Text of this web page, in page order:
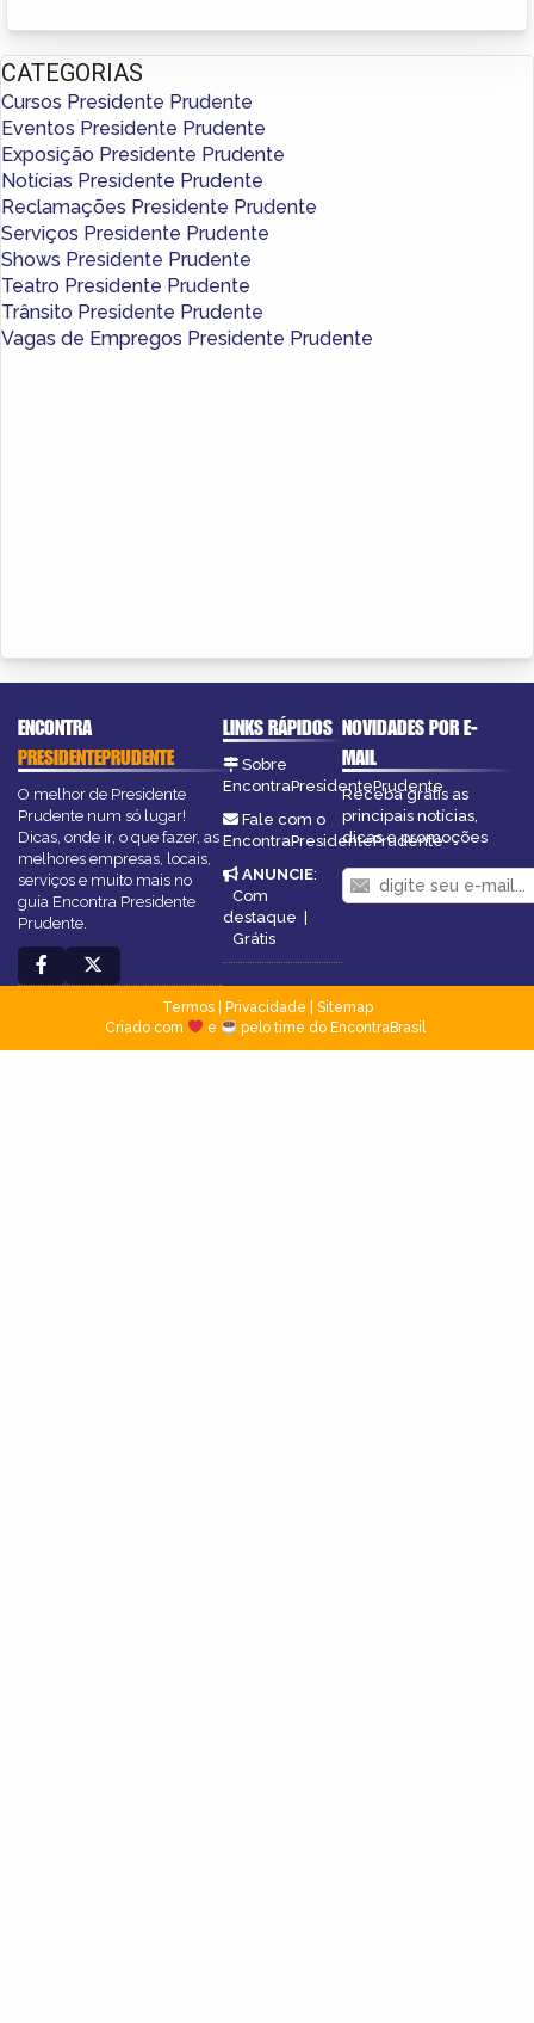
CATEGORIAS
Cursos Presidente Prudente
Eventos Presidente Prudente
Exposição Presidente Prudente
Notícias Presidente Prudente
Reclamações Presidente Prudente
Serviços Presidente Prudente
Shows Presidente Prudente
Teatro Presidente Prudente
Trânsito Presidente Prudente
Vagas de Empregos Presidente Prudente
ENCONTRA
PRESIDENTEPRUDENTE
O melhor de Presidente
Prudente num só lugar!
Dicas, onde ir, o que fazer, as
melhores empresas, locais,
serviços e muito mais no
guia Encontra Presidente
Prudente.
LINKS RÁPIDOS
Sobre
EncontraPresidentePrudente
Fale com o
EncontraPresidentePrudente
ANUNCIE:
Com
destaque
Grátis
NOVIDADES POR E-
MAIL
Receba grátis as
principais notícias,
dicas e promoções
Termos| Privacidade
Sitemap
Criado com
e pelo time do EncontraBrasil